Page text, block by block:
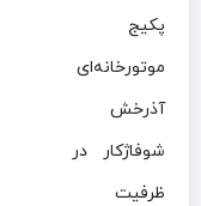
پکيج
موتورخانه‌ای
آذرخش
شوفاژکار در
ظرفیت